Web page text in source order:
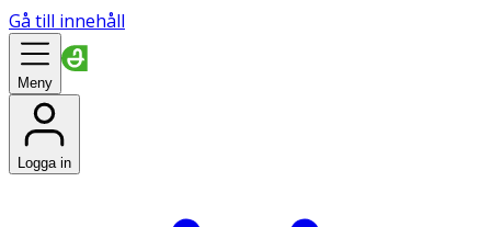
Gå till innehåll
Meny
Logga in